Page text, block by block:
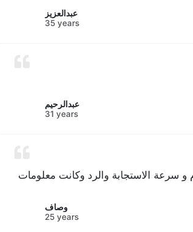
عبدالعزيز
35 years
عبدالرحيم
31 years
و سرعة الاستجابة والرد وكانت معلومات
وصاف
25 years